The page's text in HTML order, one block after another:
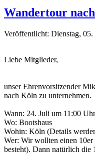
Wandertour
Veröffentlicht: Dienstag,
Liebe Mitglieder,
unser Ehrenvorsitzender
nach Köln zu unternehmen.
Wann: 24. Juli um 11:00
Wo: Bootshaus
Wohin: Köln (Details
Wer: Wir wollten einen 10er
besteht). Dann natürlich die